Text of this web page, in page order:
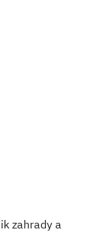
zahrady a